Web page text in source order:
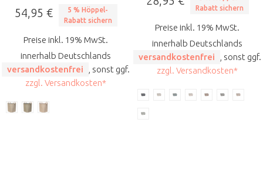
54,95 €
5 % Höppel-
Rabatt sichern
Preise inkl. 19% MwSt.
innerhalb Deutschlands
versandkostenfrei
, sonst ggf.
zzgl. Versandkosten*
Rabatt sichern
Preise inkl. 19% MwSt.
innerhalb Deutschlands
versandkostenfrei
, sonst ggf.
zzgl. Versandkosten*